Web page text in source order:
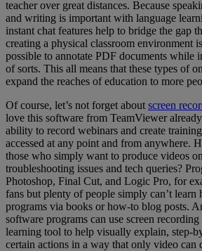
teacher over great distances. Because
and writing is important with language
instant chat features help to bridge the gap
creating a physical classroom environment
possible to annotate PDF documents while
of sorts. This all means that these types of
expand the reaches of education to more
Of course, let’s not forget about screen
love this software from TeamViewer
ability to record webinars and create
accessed at any point and from anywhere.
those who simply want to produce videos
troubleshooting issues and tech queries?
Photoshop, Final Cut, and Logic Pro, for
fans but plenty of people simply can’t learn
programs via books or how-to blog posts.
software programs can use screen
learning tool to help visually explain, step-
certain actions in a way that only video can